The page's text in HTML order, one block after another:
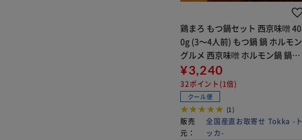
鶏まろ もつ鍋セット 西京味噌 40
0g (3～4人前) もつ鍋 鍋 ホルモン
グルメ 西京味噌 ホルモン鍋 鍋セ
ット【代引き不可】
¥3,240
32ポイント(1倍)
クール便
(1)
販売
元：
全国産直お取寄せ Tokka -ト
ッカ-